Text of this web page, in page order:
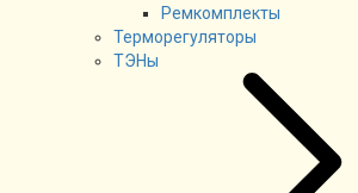
Ремкомплекты
Терморегуляторы
ТЭНы